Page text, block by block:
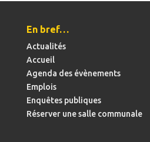
En bref…
Actualités
Accueil
Agenda des évènements
Emplois
Enquêtes publiques
Réserver une salle communale